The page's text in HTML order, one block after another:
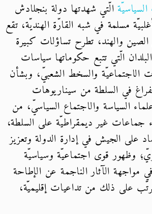
الّتي شهدتها دولة بنجلادش
مسلمة في شبه القارّة الهنديّة، تقع
والهند، تطرح تساؤلات كبيرة
الّتي تتبع حكوماتها سياسات
الاجتماعيّة والسخط الشعبيّ، وبشأن
في السلطة من سيناريوهات
السياسة والاجتماع السياسيّ، من
جماعات غير ديمقراطيّة على السلطة،
على الجيش في إدارة الدولة وتعزيز
وظهور قوى اجتماعيّة وسياسيّة
مواجهة الآثار الناجمة عن الإطاحة
على ذلك من تداعيات إقليميّة،